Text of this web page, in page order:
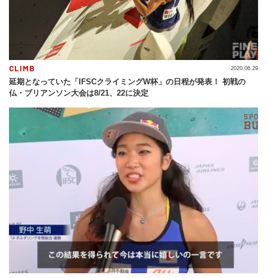
CLIMB
延期となっていた「IFSCクライミングW杯」の日程が発表！ 初戦の
仏・ブリアンソン大会は8/21、22に決定
2020.06.29